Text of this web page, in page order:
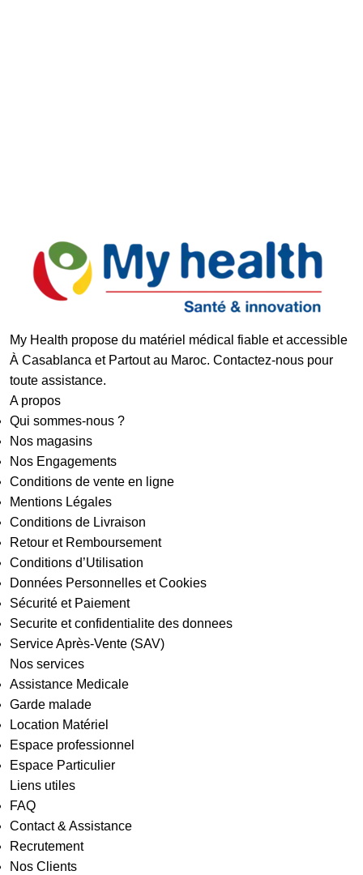
My Health propose du matériel médical fiable et accessible
À Casablanca et Partout au Maroc. Contactez-nous pour
toute assistance.
A propos
Qui sommes-nous ?
Nos magasins
Nos Engagements
Conditions de vente en ligne
Mentions Légales
Conditions de Livraison
Retour et Remboursement
Conditions d’Utilisation
Données Personnelles et Cookies
Sécurité et Paiement
Securite et confidentialite des donnees
Service Après-Vente (SAV)
Nos services
Assistance Medicale
Garde malade
Location Matériel
Espace professionnel
Espace Particulier
Liens utiles
FAQ
Contact & Assistance
Recrutement
Nos Clients